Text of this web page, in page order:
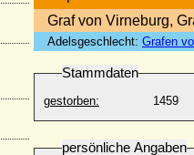
Graf von Virneburg,
Adelsgeschlecht: Grafen
Stammdaten
gestorben: 1459
persönliche Angaben